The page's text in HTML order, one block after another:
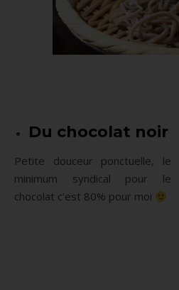
Du chocolat noir
Petite douceur ponctuelle, le
minimum syndical pour le
chocolat c’est 80% pour moi